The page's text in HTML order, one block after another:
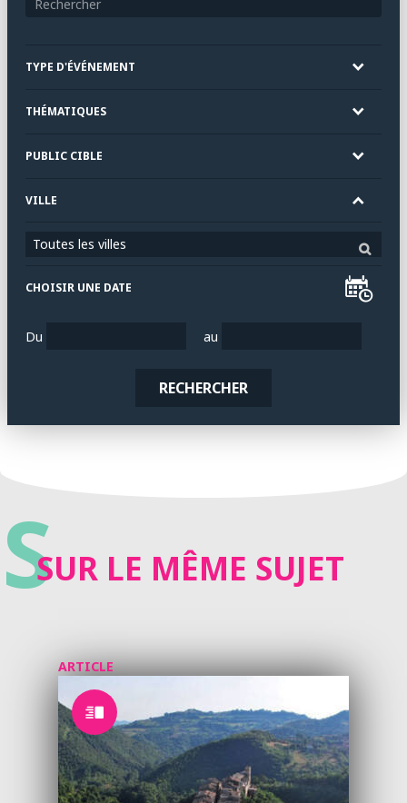
TYPE D'ÉVÉNEMENT
THÉMATIQUES
PUBLIC CIBLE
VILLE
Toutes les villes
CHOISIR UNE DATE
Du au
RECHERCHER
SSUR LE MÊME SUJET
ARTICLE